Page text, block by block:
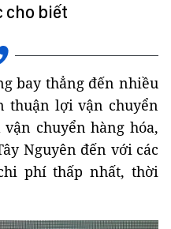
cho biết
bay thẳng đến nhiều
thuận lợi vận chuyển
chuyển hàng hóa,
Nguyên đến với các
phí thấp nhất, thời